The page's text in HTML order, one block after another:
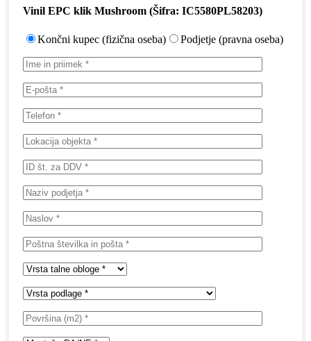
Vinil EPC klik Mushroom (Šifra: IC5580PL58203)
Končni kupec (fizična oseba) Podjetje (pravna oseba)